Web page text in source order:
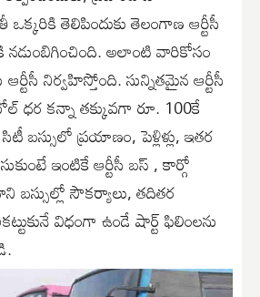
ఒక్కరికి తెలిపిందుకు తెలంగాణ ఆర్టీసీ
నడుంబిగించింది. అలాంటి వారికోసం
నిర్వహిస్తోంది. సున్నితమైన ఆర్టీసీ
ధర కన్నా తక్కువగా రూ. 100కే
ప్రయాణం, పెళ్లిళ్లు, ఇతర
ఇంటికే ఆర్టీసీ బస్ , కార్గో
బస్సుల్లో సౌకర్యాలు, తదితర
విధంగా ఉండే షార్ట్ ఫిలింలను